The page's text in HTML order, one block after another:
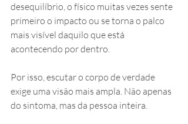
desequilíbrio, o físico muitas vezes sente
primeiro o impacto ou se torna o palco
mais visível daquilo que está
acontecendo por dentro.
Por isso, escutar o corpo de verdade
exige uma visão mais ampla. Não apenas
do sintoma, mas da pessoa inteira.